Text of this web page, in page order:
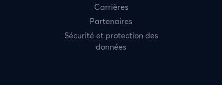
Carrières
Partenaires
Sécurité et protection des
données